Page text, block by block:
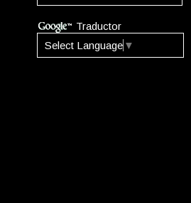
Traductor
Select Language ▼